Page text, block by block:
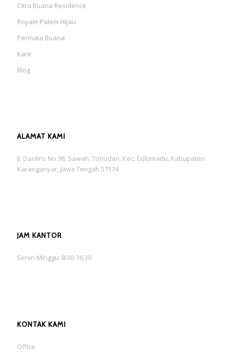
Citra Buana Residence
Royale Palem Hijau
Permata Buana
Karir
Blog
ALAMAT KAMI
Jl. Danliris No.98, Sawah, Tohudan, Kec. Colomadu, Kabupaten
Karanganyar, Jawa Tengah 57174
JAM KANTOR
Senin-Minggu: 8:30-16:30
KONTAK KAMI
Office